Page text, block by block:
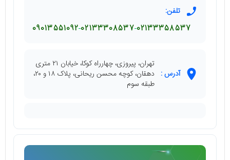
تلفن:
02133358537
02133308537
09013551092
آدرس :
تهران، پیروزی، چهارراه کوکا، خیابان ۲۱ متری
دهقان، کوچه محسن ریحانی، پلاک ۱۸ و ۲۰،
طبقه سوم